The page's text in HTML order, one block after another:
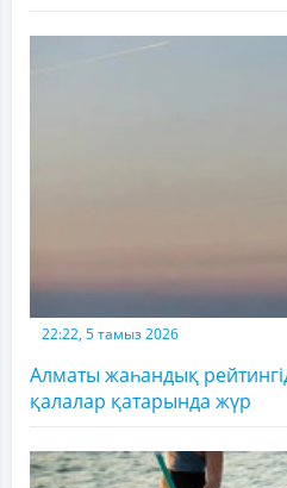
22:22, 5 тамыз 2026
Алматы жаһандық
қалалар қатарында жүр